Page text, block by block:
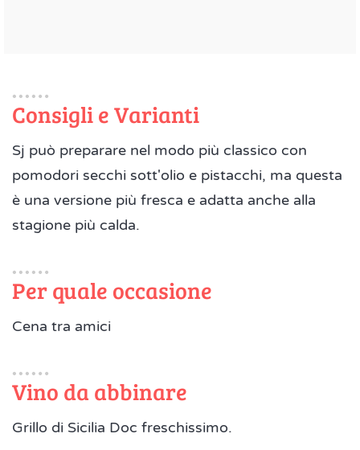
Consigli e Varianti
Sj può preparare nel modo più classico con
pomodori secchi sott'olio e pistacchi, ma questa
è una versione più fresca e adatta anche alla
stagione più calda.
Per quale occasione
Cena tra amici
Vino da abbinare
Grillo di Sicilia Doc freschissimo.